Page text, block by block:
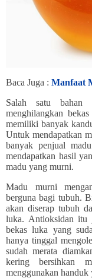
Baca Juga : Manfaat
Salah satu
menghilangkan
memiliki banyak
Untuk mendapatkan
banyak penjual
mendapatkan hasil
madu yang murni.
Madu murni
berguna bagi tubuh.
akan diserap tubuh
luka. Antioksidan itu
bekas luka yang
hanya tinggal
sudah merata
kering bersihkan
menggunakan handuk